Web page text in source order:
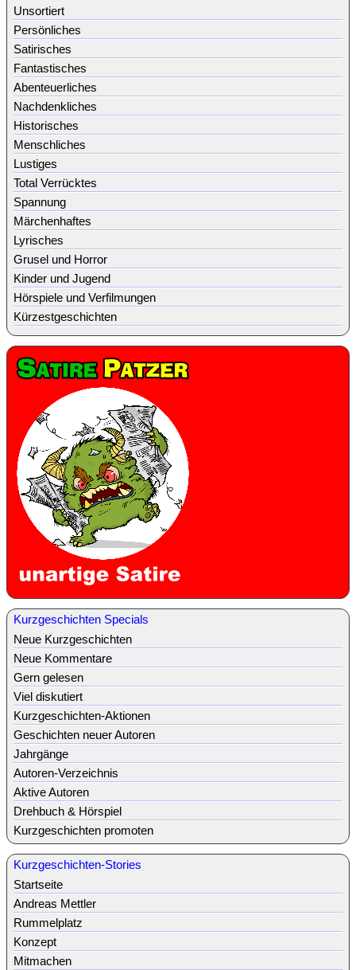
Unsortiert
Persönliches
Satirisches
Fantastisches
Abenteuerliches
Nachdenkliches
Historisches
Menschliches
Lustiges
Total Verrücktes
Spannung
Märchenhaftes
Lyrisches
Grusel und Horror
Kinder und Jugend
Hörspiele und Verfilmungen
Kürzestgeschichten
Kurzgeschichten Specials
Neue Kurzgeschichten
Neue Kommentare
Gern gelesen
Viel diskutiert
Kurzgeschichten-Aktionen
Geschichten neuer Autoren
Jahrgänge
Autoren-Verzeichnis
Aktive Autoren
Drehbuch & Hörspiel
Kurzgeschichten promoten
Kurzgeschichten-Stories
Startseite
Andreas Mettler
Rummelplatz
Konzept
Mitmachen